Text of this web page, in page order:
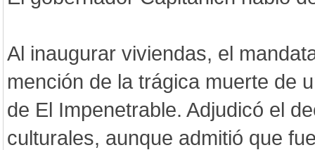
Al inaugurar viviendas, el
mención de la trágica muerte de
de El Impenetrable. Adjudicó el
culturales, aunque admitió que